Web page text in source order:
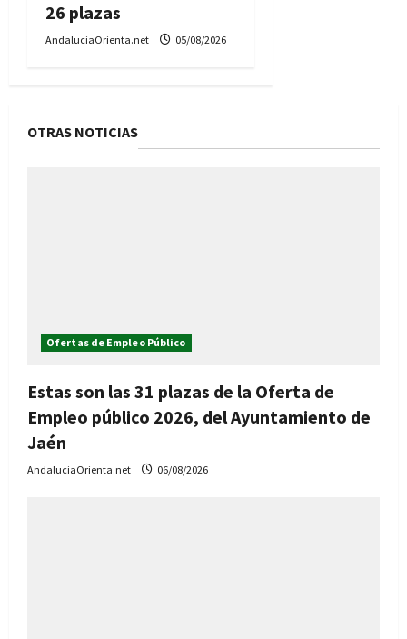
26 plazas
AndaluciaOrienta.net 05/08/2026
OTRAS NOTICIAS
Ofertas de Empleo Público
Estas son las 31 plazas de la Oferta de
Empleo público 2026, del Ayuntamiento de
Jaén
AndaluciaOrienta.net 06/08/2026